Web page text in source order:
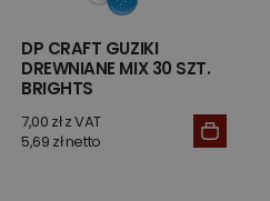
DP CRAFT GUZIKI
DREWNIANE MIX 30 SZT.
BRIGHTS
7,00 zł z VAT
5,69 zł netto